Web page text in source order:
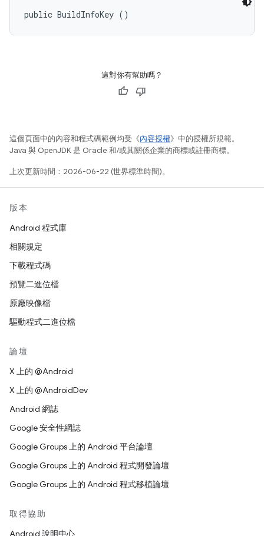
public BuildInfoKey ()
這對你有幫助嗎？
這個頁面中的內容和程式碼範例均受《內容授權》中的授權所規範。
Java 與 OpenJDK 是 Oracle 和/或其關係企業的商標或註冊商標。
上次更新時間：2026-06-22 (世界標準時間)。
版本
Android 程式庫
相關規定
下載程式碼
預覽二進位檔
原廠映像檔
驅動程式二進位檔
論壇
X 上的 @Android
X 上的 @AndroidDev
Android 網誌
Google 安全性網誌
Google Groups 上的 Android 平台論壇
Google Groups 上的 Android 程式開發論壇
Google Groups 上的 Android 程式移植論壇
取得協助
Android 說明中心